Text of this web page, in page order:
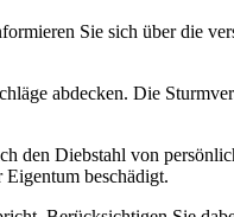
Sie sich über die
abdecken. Die
den Diebstahl von
beschädigt.